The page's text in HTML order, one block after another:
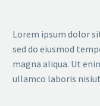
Lorem ipsum dolor
sed do eiusmod
magna aliqua. Ut
ullamco laboris